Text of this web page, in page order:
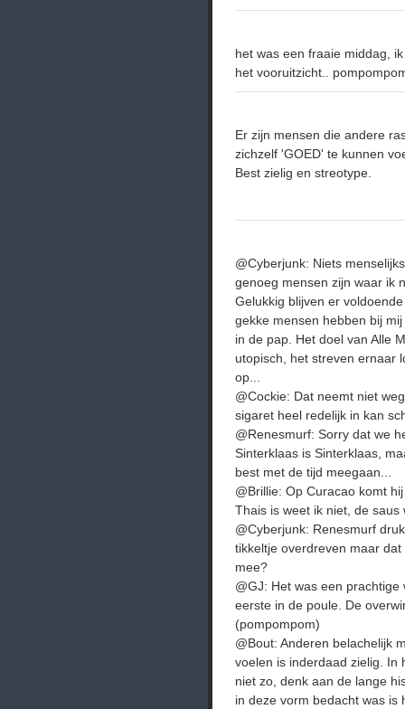
het was een fraaie middag,
het vooruitzicht..
Er zijn mensen die andere
zichzelf 'GOED' te kunnen
Best zielig en streotype.
@Cyberjunk: Niets
genoeg mensen zijn waar ik
Gelukkig blijven er
gekke mensen hebben bij
in de pap. Het doel van Alle
utopisch, het streven ernaar
op...
@Cockie: Dat neemt niet
sigaret heel redelijk in kan
@Renesmurf: Sorry dat we
Sinterklaas is Sinterklaas,
best met de tijd meegaan...
@Brillie: Op Curacao komt
Thais is weet ik niet, de
@Cyberjunk: Renesmurf
tikkeltje overdreven maar
mee?
@GJ: Het was een
eerste in de poule. De
(pompompom)
@Bout: Anderen belachelijk
voelen is inderdaad zielig. In
niet zo, denk aan de lange
in deze vorm bedacht was is